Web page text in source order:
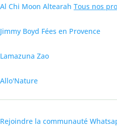
Al Chi Moon Altearah Tous nos
Jimmy Boyd Fées en Provence
Lamazuna Zao
Allo'Nature
Rejoindre la communauté